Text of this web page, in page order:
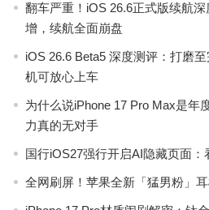
翻车严重！iOS 26.6正式版续航
增，续航全面崩盘
iOS 26.6 Beta5 深度测评：打磨
机可放心上车
为什么说iPhone 17 Pro Max是年
力真的无对手
国行iOS27强行开启AI隐藏页面
全网刷屏！苹果全新「猛男粉」